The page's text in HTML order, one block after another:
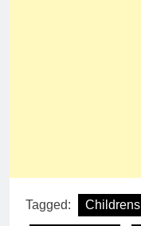
Tagged: Childrens